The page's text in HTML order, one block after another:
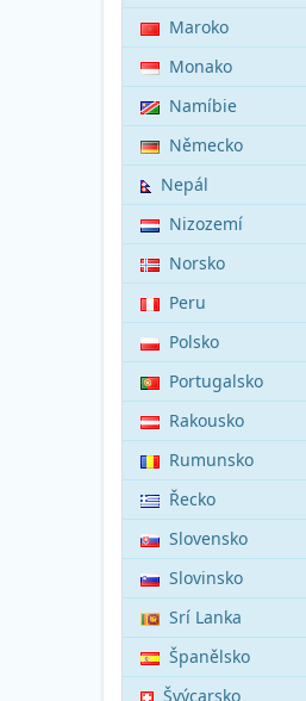
Maroko
Monako
Namíbie
Německo
Nepál
Nizozemí
Norsko
Peru
Polsko
Portugalsko
Rakousko
Rumunsko
Řecko
Slovensko
Slovinsko
Srí Lanka
Španělsko
Švýcarsko